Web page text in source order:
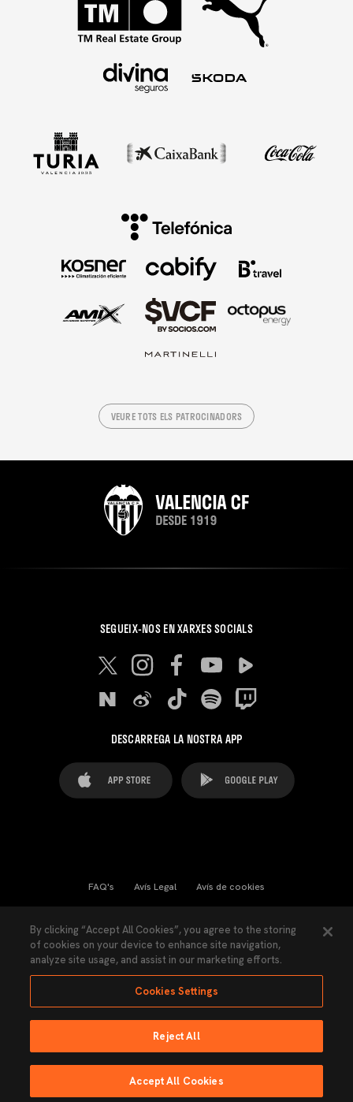
VEURE TOTS ELS PATROCINADORS
SEGUEIX-NOS EN XARXES SOCIALS
DESCARREGA LA NOSTRA APP
FAQ's Avís Legal Avís de cookies
Llei de Transparència Política de Privacitat
Accessibilitat
Ninguna parte de esta página puede ser reproducida sin el permiso del Valencia
Fet per Lobo
By clicking “Accept All Cookies”, you agree to the storing
of cookies on your device to enhance site navigation,
analyze site usage, and assist in our marketing efforts.
Cookies Settings
Reject All
Accept All Cookies